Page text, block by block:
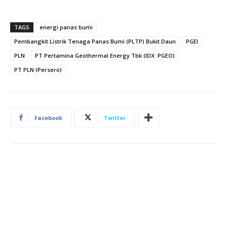
TAGS
energi panas bumi
Pembangkit Listrik Tenaga Panas Bumi (PLTP) Bukit Daun
PGEI
PLN
PT Pertamina Geothermal Energy Tbk (IDX: PGEO)
PT PLN (Persero)
Facebook Twitter